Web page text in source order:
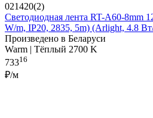
021420(2)
Светодиодная лента RT-A60-8mm
W/m, IP20, 2835, 5m) (Arlight, 4.8
Произведено в Беларуси
Warm | Тёплый 2700 K
73316
₽/м